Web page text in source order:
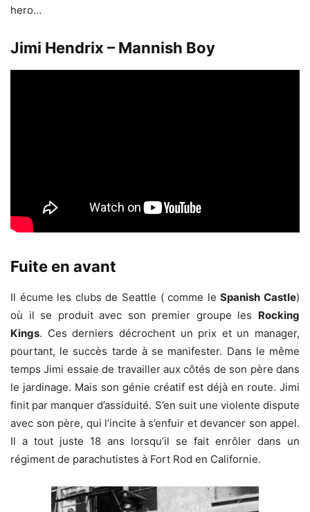
hero…
Jimi Hendrix – Mannish Boy
Fuite en avant
Il écume les clubs de Seattle ( comme leSpanish Castle)
où il se produit avec son premier groupe les Rocking
Kings. Ces derniers décrochent un prix et un manager,
pourtant, le succès tarde à se manifester. Dans le même
temps Jimi essaie de travailler aux côtés de son père dans
le jardinage. Mais son génie créatif est déjà en route. Jimi
finit par manquer d’assiduité. S’en suit une violente dispute
avec son père, qui l’incite à s’enfuir et devancer son appel.
Il a tout juste 18 ans lorsqu’il se fait enrôler dans un
régiment de parachutistes à Fort Rod en Californie.